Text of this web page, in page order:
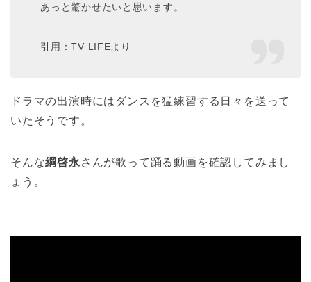
あっと驚かせたいと思います。
引用：TV LIFEより
ドラマの出演時にはダンスを猛練習する日々を送って
いたそうです。
そんな綱啓永 さんが歌って踊る動画を確認してみまし
ょう。